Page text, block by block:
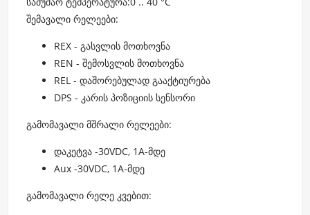
შემავალი რელეები:
REX - გასვლის მოთხოვნა
REN - შემოსვლის მოთხოვნა
REL - დაშორებულად გააქტიურება
DPS - კარის პოზიციის სენსორი
გამომავალი მშრალი რელეები:
დაკეტვა -30VDC, 1A-მდე
Aux -30VDC, 1A-მდე
გამომავალი რელე კვებით: